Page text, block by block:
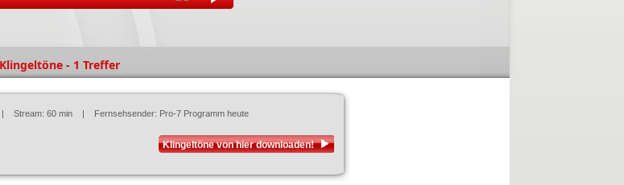
- 1 Treffer
Stream: 60 min | Fernsehsender: Pro-7 Programm heute
Klingeltöne von hier downloaden!